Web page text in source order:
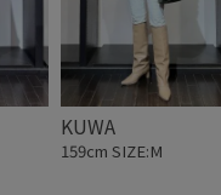
KUWA
159cm SIZE:M